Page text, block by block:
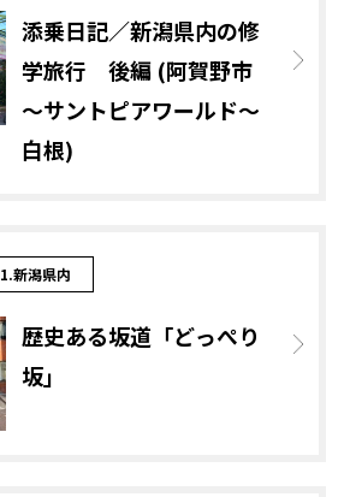
添乗日記／新潟県内の修
学旅行 後編 (阿賀野市
～サントピアワールド～
白根)
1.新潟県内
歴史ある坂道「どっぺり
坂」